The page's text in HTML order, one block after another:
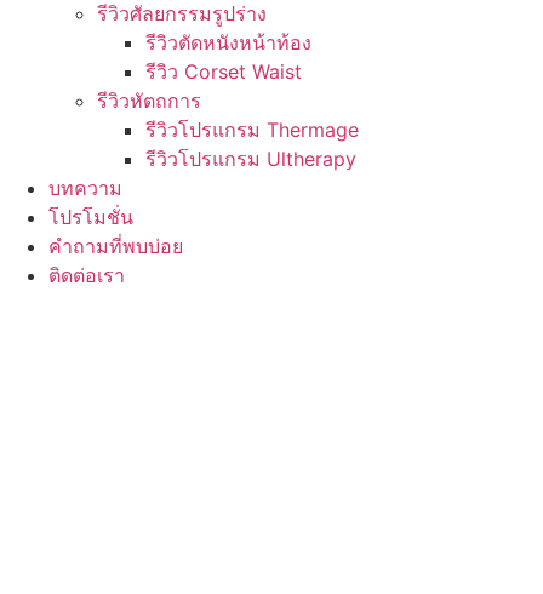
รีวิวศัลยกรรมรูปร่าง
รีวิวตัดหนังหน้าท้อง
รีวิว Corset Waist
รีวิวหัตถการ
รีวิวโปรแกรม Thermage
รีวิวโปรแกรม Ultherapy
บทความ
โปรโมชั่น
คำถามที่พบบ่อย
ติดต่อเรา